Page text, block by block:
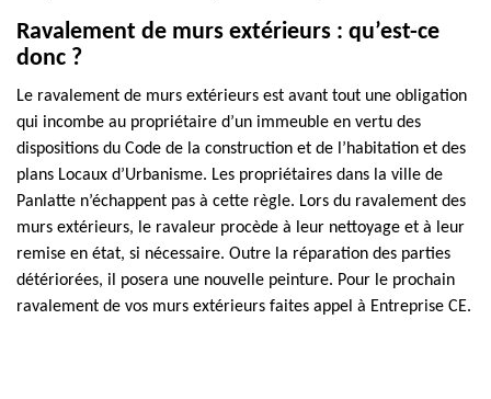
Ravalement de murs extérieurs : qu’est-ce
donc ?
Le ravalement de murs extérieurs est avant tout une obligation
qui incombe au propriétaire d’un immeuble en vertu des
dispositions du Code de la construction et de l’habitation et des
plans Locaux d’Urbanisme. Les propriétaires dans la ville de
Panlatte n’échappent pas à cette règle. Lors du ravalement des
murs extérieurs, le ravaleur procède à leur nettoyage et à leur
remise en état, si nécessaire. Outre la réparation des parties
détériorées, il posera une nouvelle peinture. Pour le prochain
ravalement de vos murs extérieurs faites appel à Entreprise CE.